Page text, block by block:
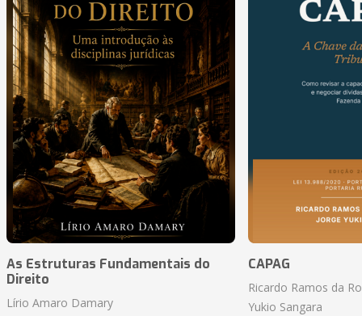
As Estruturas Fundamentais do
Direito
Lírio Amaro Damary
CAPAG
Ricardo Ramos da
Yukio Sangara